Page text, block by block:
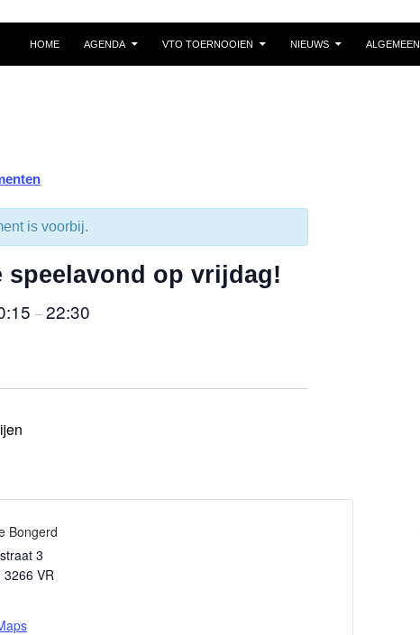
HOME AGENDA VTO TOERNOOIEN NIEUWS ALGEMEEN
is voorbij.
speelavond op vrijdag!
–22:30
Bongerd
3
3266 VR